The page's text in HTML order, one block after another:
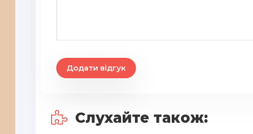
25
26
28
Додати відгук
Слухайте також: